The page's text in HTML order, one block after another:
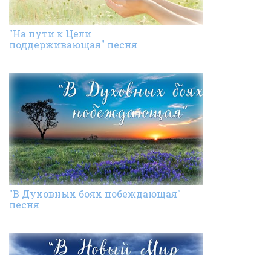
"На пути к Цели
поддерживающая" песня
"В Духовных боях побеждающая"
песня